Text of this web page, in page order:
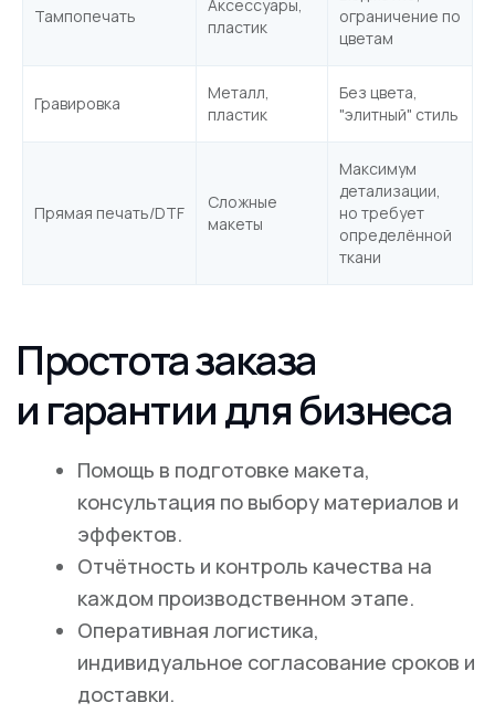
Тампопечать
Аксессуары,
пластик
ограничение по
цветам
Гравировка
Металл,
пластик
Без цвета,
"элитный" стиль
Прямая печать/DTF
Сложные
макеты
Максимум
детализации,
но требует
определённой
ткани
Подробнее Подробнее
контакты
мы всегда рады вам помочь
Написать директору
График работы Пн-Пт 09:00 - 18:00
info@klyaksa39.ru
О компании
Услуги
График работы:
Пн-Пт 09:00 - 18:00